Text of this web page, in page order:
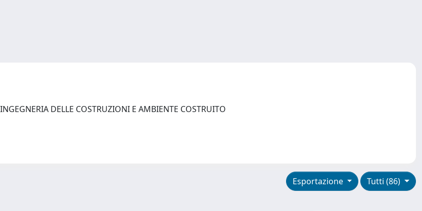
DELLE COSTRUZIONI E AMBIENTE COSTRUITO
Tutti (86)
Esportazione